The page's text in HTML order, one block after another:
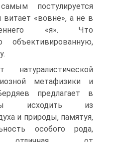
постулируется
«вовне», а не в
«я». Что
объективированную,
метафизики и
предлагает в
исходить из
и природы, памятуя,
особого рода,